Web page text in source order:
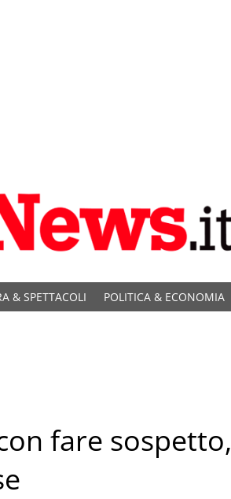
& SPETTACOLI POLITICA & ECONOMIA
fare sospetto,